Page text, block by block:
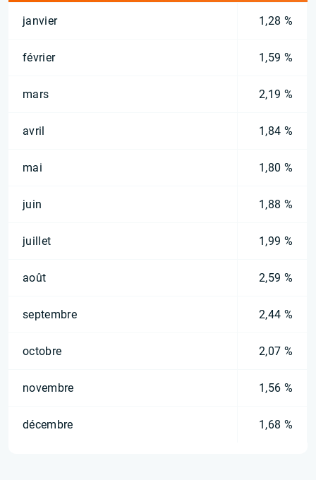
janvier 1,28 %
février 1,59 %
mars 2,19 %
avril 1,84 %
mai 1,80 %
juin 1,88 %
juillet 1,99 %
août 2,59 %
septembre 2,44 %
octobre 2,07 %
novembre 1,56 %
décembre 1,68 %